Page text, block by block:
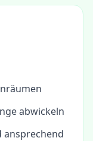
abwickeln
ansprechend